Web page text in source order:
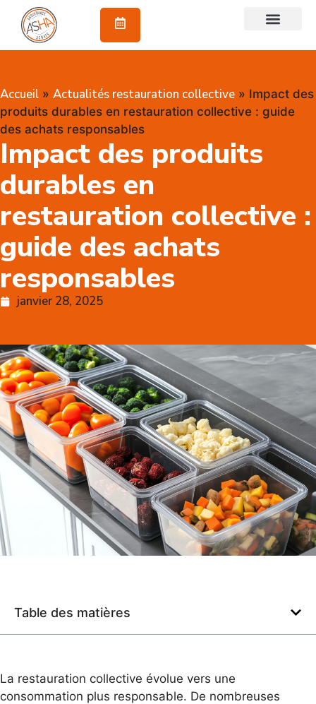
Accueil » Actualités restauration collective » Impact des
produits durables en restauration collective : guide
des achats responsables
Impact des produits
durables en
restauration collective :
guide des achats
responsables
janvier 28, 2025
Table des matières
La restauration collective évolue vers une
consommation plus responsable. De nombreuses